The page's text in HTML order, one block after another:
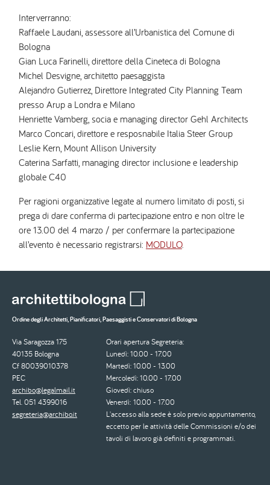
Interverranno:
Raffaele Laudani, assessore all’Urbanistica del Comune di
Bologna
Gian Luca Farinelli, direttore della Cineteca di Bologna
Michel Desvigne, architetto paesaggista
Alejandro Gutierrez, Direttore Integrated City Planning Team
presso Arup a Londra e Milano
Henriette Vamberg, socia e managing director Gehl Architects
Marco Concari, direttore e resposnabile Italia Steer Group
Leslie Kern, Mount Allison University
Caterina Sarfatti, managing director inclusione e leadership
globale C40
Per ragioni organizzative legate al numero limitato di posti, si
prega di dare conferma di partecipazione entro e non oltre le
ore 13.00 del 4 marzo / per confermare la partecipazione
all’evento è necessario registrarsi: MODULO.
Ordine degli Architetti, Pianificatori, Paesaggisti e Conservatori di Bologna
Via Saragozza 175
40135 Bologna
Cf 80039010378
PEC
archibo@legalmail.it
Tel. 051 4399016
segreteria@archibo.it
Orari apertura Segreteria:
Lunedì: 10.00 - 17.00
Martedì: 10.00 - 13.00
Mercoledì: 10.00 - 17.00
Giovedì: chiuso
Venerdì: 10.00 - 17.00
L'accesso alla sede è solo previo appuntamento,
eccetto per le attività delle Commissioni e/o dei
tavoli di lavoro già definiti e programmati.